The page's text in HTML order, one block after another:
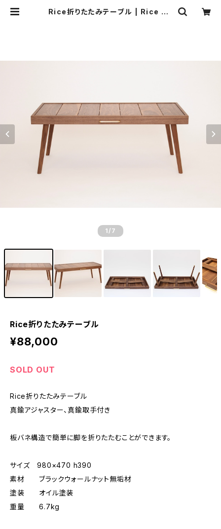
Rice折りたたみテーブル | Rice On
1 /7
Rice折りたたみテーブル
¥88,000
SOLD OUT
Rice折りたたみテーブル
真鍮アジャスター、真鍮取手付き
板バネ構造で簡単に脚を折りたたむことができます。
サイズ 980×470 h390
素材 ブラックウォールナット無垢材
塗装 オイル塗装
重量 6.7kg